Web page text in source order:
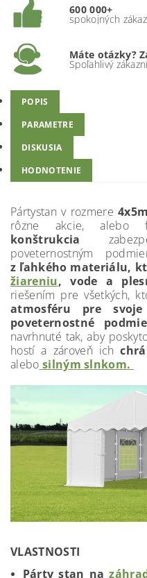
600 000+
spokojných
Máte otázky?
Spoľahlivý
POPIS
PARAMETRE
DISKUSIA
HODNOTENIE
Pártystan v rozmere
rôzne akcie, alebo
konštrukcia
poveternostným
z ľahkého materiálu,
žiareniu, vode a
riešením pre všetkých,
atmosféru pre
poveternostné
navrhnuté tak, aby
hostí a zároveň ich
alebo silným slnkom.
VLASTNOSTI
Párty stan na